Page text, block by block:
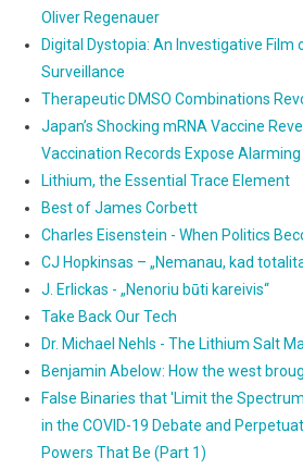
Oliver Regenauer
Digital Dystopia: An Investigative Film
Surveillance
Therapeutic DMSO Combinations
Japan’s Shocking mRNA Vaccine
Vaccination Records Expose
Lithium, the Essential Trace Element
Best of James Corbett
Charles Eisenstein - When Politics
CJ Hopkinsas – „Nemanau, kad
J. Erlickas - „Nenoriu būti kareivis“
Take Back Our Tech
Dr. Michael Nehls - The Lithium Salt
Benjamin Abelow: How the west
False Binaries that 'Limit the
in the COVID-19 Debate and
Powers That Be (Part 1)